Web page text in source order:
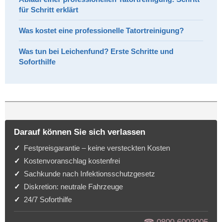
für Schritt erklärt
Was kostet eine professionelle Tatortreinigung?
Was tun bei Leichenfund? Erste Schritte und
Soforthilfe
Darauf können Sie sich verlassen
Festpreisgarantie – keine versteckten Kosten
Kostenvoranschlag kostenfrei
Sachkunde nach Infektionsschutzgesetz
Diskretion: neutrale Fahrzeuge
24/7 Soforthilfe